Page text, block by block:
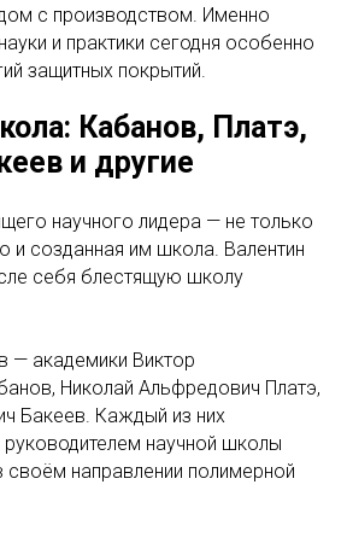
с производством. Именно
и практики сегодня особенно
защитных покрытий.
Кабанов, Платэ,
и другие
научного лидера — не только
и созданная им школа. Валентин
себя блестящую школу
— академики Виктор
Николай Альфредович Платэ,
Бакеев. Каждый из них
руководителем научной школы
направлении полимерной